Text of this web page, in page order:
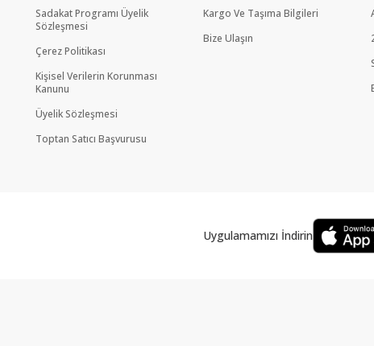
Sadakat Programı Üyelik
Sözleşmesi
Çerez Politikası
Kişisel Verilerin Korunması
Kanunu
Üyelik Sözleşmesi
Toptan Satıcı Başvurusu
Kargo Ve Taşıma Bilgileri
Bize Ulaşın
Uygulamamızı İndirin